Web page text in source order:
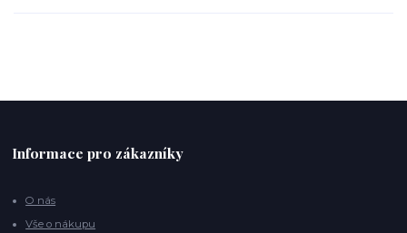
Informace pro zákazníky
O nás
Vše o nákupu